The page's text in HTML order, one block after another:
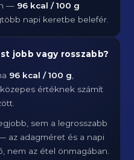
— 96 kcal / 100 g
napi keretbe belefér.
jobb vagy rosszabb?
96 kcal / 100 g
értéknek számít
sem a legrosszabb
az adagméret és a napi
nem az étel önmagában.